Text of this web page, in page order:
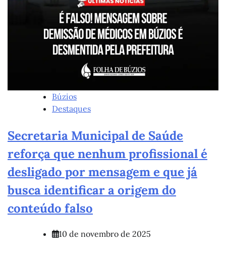
Búzios
Destaques
Secretaria Municipal de Saúde
reforça que nenhum profissional é
desligado por mensagem e que já
busca identificar a origem do
conteúdo falso
10 de novembro de 2025